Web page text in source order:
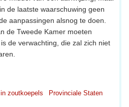
de laatste waarschuwing geen
aanpassingen alsnog te doen.
de Tweede Kamer moeten
de verwachting, die zal zich niet
zoutkoepels Provinciale Staten